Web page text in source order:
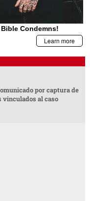
por captura de
al caso